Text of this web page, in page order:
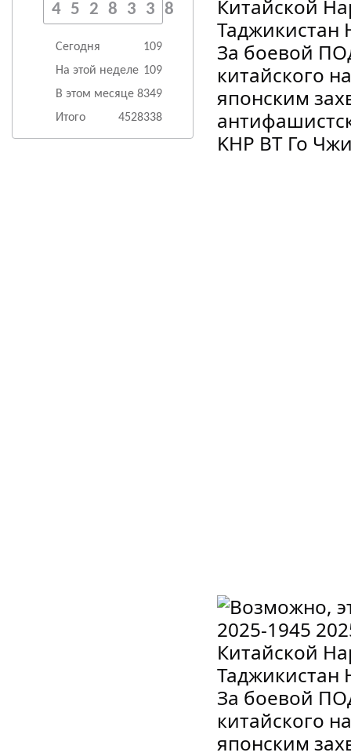
4528338
Сегодня
109
На этой неделе 109
В этом месяце 8349
Итого
4528338